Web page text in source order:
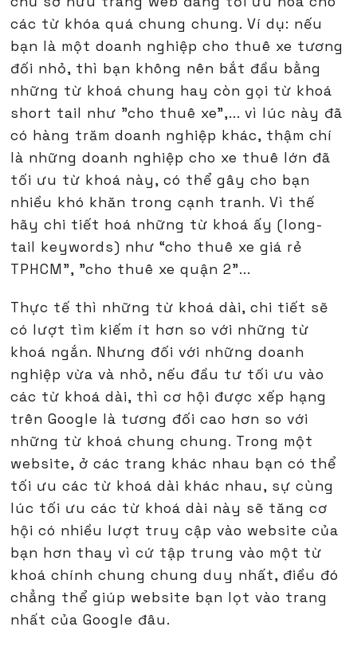
các từ khóa quá chung chung. Ví dụ: nếu
bạn là một doanh nghiệp cho thuê xe tương
đối nhỏ, thì bạn không nên bắt đầu bằng
những từ khoá chung hay còn gọi từ khoá
short tail như "cho thuê xe",... vì lúc này đã
có hàng trăm doanh nghiệp khác, thậm chí
là những doanh nghiệp cho xe thuê lớn đã
tối ưu từ khoá này, có thể gây cho bạn
nhiều khó khăn trong cạnh tranh. Vì thế
hãy chi tiết hoá những từ khoá ấy (long-
tail keywords) như “cho thuê xe giá rẻ
TPHCM", "cho thuê xe quận 2"...
Thực tế thì những từ khoá dài, chi tiết sẽ
có lượt tìm kiếm ít hơn so với những từ
khoá ngắn. Nhưng đối với những doanh
nghiệp vừa và nhỏ, nếu đầu tư tối ưu vào
các từ khoá dài, thì cơ hội được xếp hạng
trên Google là tương đối cao hơn so với
những từ khoá chung chung. Trong một
website, ở các trang khác nhau bạn có thể
tối ưu các từ khoá dài khác nhau, sự cùng
lúc tối ưu các từ khoá dài này sẽ tăng cơ
hội có nhiều lượt truy cập vào website của
bạn hơn thay vì cứ tập trung vào một từ
khoá chính chung chung duy nhất, điều đó
chẳng thể giúp website bạn lọt vào trang
nhất của Google đâu.